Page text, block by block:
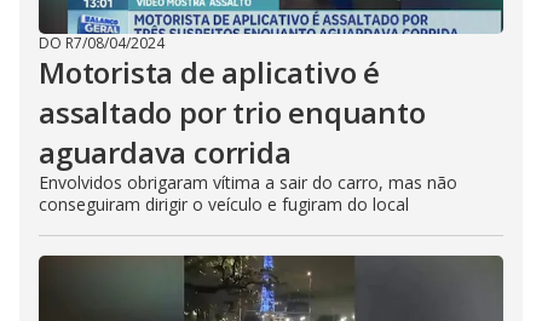
DO R7/08/04/2024
Motorista de aplicativo é
assaltado por trio enquanto
aguardava corrida
Envolvidos obrigaram vítima a sair do carro, mas não
conseguiram dirigir o veículo e fugiram do local